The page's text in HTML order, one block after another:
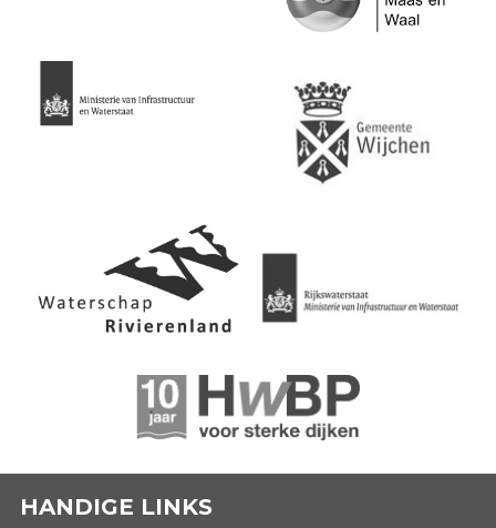
HANDIGE LINKS